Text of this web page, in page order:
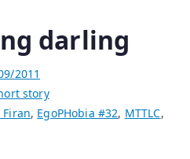
darling
2011
story
Firan, EgoPHobia #32, MTTLC,